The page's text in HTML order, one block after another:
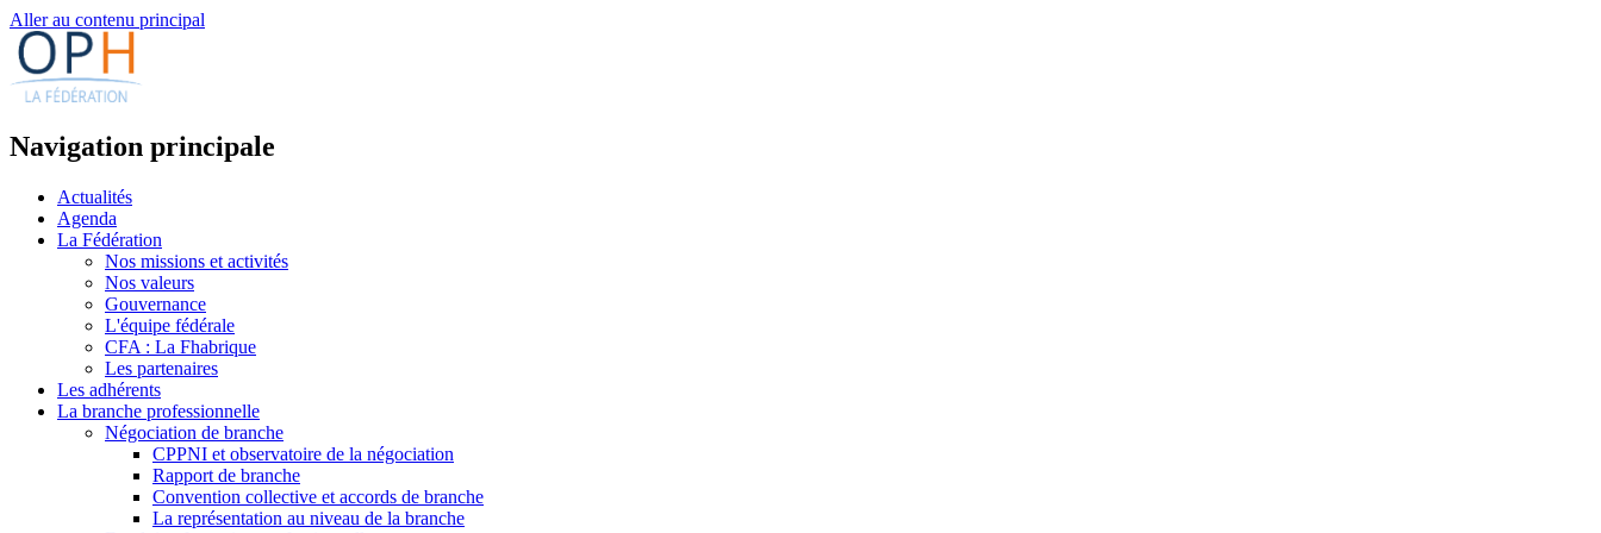
Aller au contenu principal
Navigation principale
Actualités
Agenda
La Fédération
Nos missions et activités
Nos valeurs
Gouvernance
L'équipe fédérale
CFA : La Fhabrique
Les partenaires
Les adhérents
La branche professionnelle
Négociation de branche
CPPNI et observatoire de la négociation
Rapport de branche
Convention collective et accords de branche
La représentation au niveau de la branche